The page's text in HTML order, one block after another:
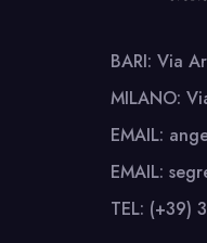
BARI: Via
MILANO:
EMAIL:
EMAIL:
TEL: (+39)